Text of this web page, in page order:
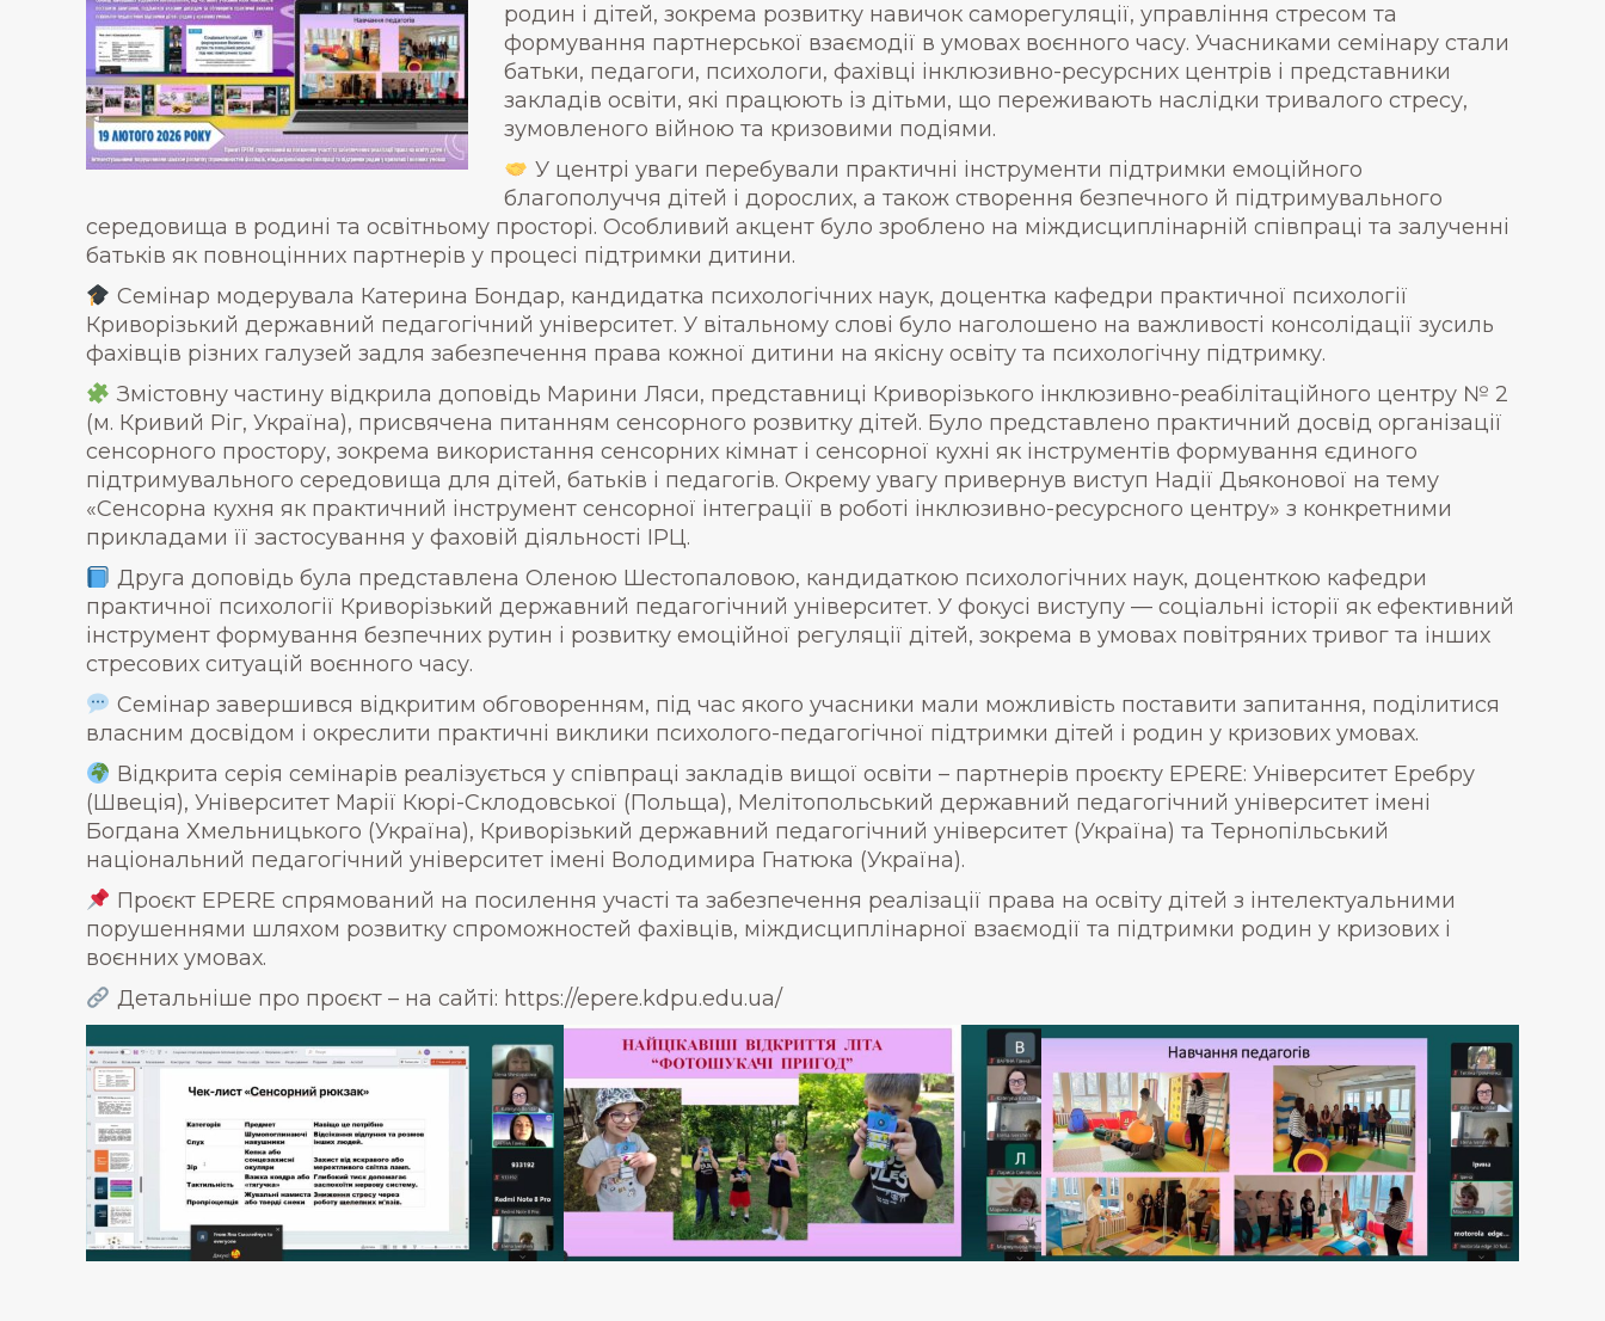
родин і дітей, зокрема розвитку навичок саморегуляції, управління стресом та
формування партнерської взаємодії в умовах воєнного часу. Учасниками семінару стали
батьки, педагоги, психологи, фахівці інклюзивно-ресурсних центрів і представники
закладів освіти, які працюють із дітьми, що переживають наслідки тривалого стресу,
зумовленого війною та кризовими подіями.
У центрі уваги перебували практичні інструменти підтримки емоційного
благополуччя дітей і дорослих, а також створення безпечного й підтримувального
середовища в родині та освітньому просторі. Особливий акцент було зроблено на міждисциплінарній співпраці та залученні
батьків як повноцінних партнерів у процесі підтримки дитини.
Семінар модерувала Катерина Бондар, кандидатка психологічних наук, доцентка кафедри практичної психології
Криворізький державний педагогічний університет. У вітальному слові було наголошено на важливості консолідації зусиль
фахівців різних галузей задля забезпечення права кожної дитини на якісну освіту та психологічну підтримку.
Змістовну частину відкрила доповідь Марини Ляси, представниці Криворізького інклюзивно-реабілітаційного центру № 2
(м. Кривий Ріг, Україна), присвячена питанням сенсорного розвитку дітей. Було представлено практичний досвід організації
сенсорного простору, зокрема використання сенсорних кімнат і сенсорної кухні як інструментів формування єдиного
підтримувального середовища для дітей, батьків і педагогів. Окрему увагу привернув виступ Надії Дьяконової на тему
«Сенсорна кухня як практичний інструмент сенсорної інтеграції в роботі інклюзивно-ресурсного центру» з конкретними
прикладами її застосування у фаховій діяльності ІРЦ.
Друга доповідь була представлена Оленою Шестопаловою, кандидаткою психологічних наук, доценткою кафедри
практичної психології Криворізький державний педагогічний університет. У фокусі виступу — соціальні історії як ефективний
інструмент формування безпечних рутин і розвитку емоційної регуляції дітей, зокрема в умовах повітряних тривог та інших
стресових ситуацій воєнного часу.
Семінар завершився відкритим обговоренням, під час якого учасники мали можливість поставити запитання, поділитися
власним досвідом і окреслити практичні виклики психолого-педагогічної підтримки дітей і родин у кризових умовах.
Відкрита серія семінарів реалізується у співпраці закладів вищої освіти – партнерів проєкту EPERE: Університет Еребру
(Швеція), Університет Марії Кюрі-Склодовської (Польща), Мелітопольський державний педагогічний університет імені
Богдана Хмельницького (Україна), Криворізький державний педагогічний університет (Україна) та Тернопільський
національний педагогічний університет імені Володимира Гнатюка (Україна).
Проєкт EPERE спрямований на посилення участі та забезпечення реалізації права на освіту дітей з інтелектуальними
порушеннями шляхом розвитку спроможностей фахівців, міждисциплінарної взаємодії та підтримки родин у кризових і
воєнних умовах.
Детальніше про проєкт – на сайті: https://epere.kdpu.edu.ua/